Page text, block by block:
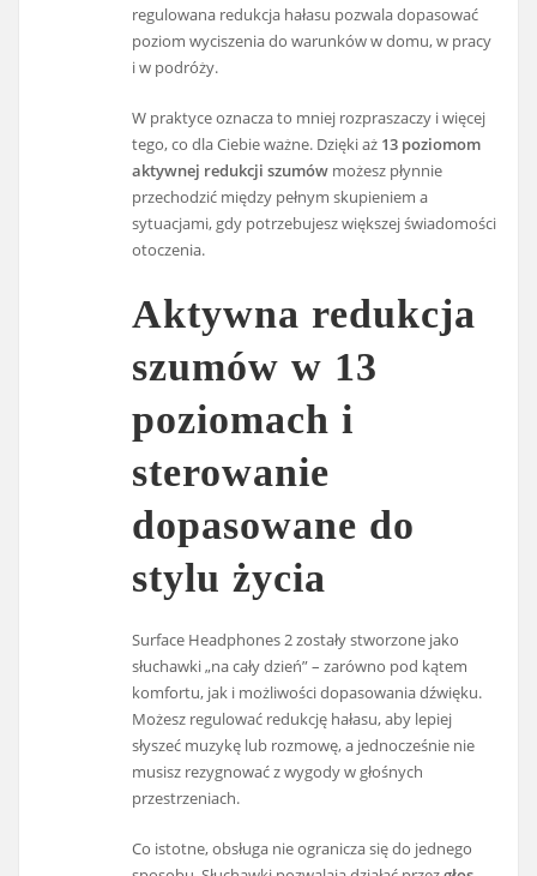
regulowana redukcja hałasu pozwala dopasować
poziom wyciszenia do warunków w domu, w pracy
i w podróży.
W praktyce oznacza to mniej rozpraszaczy i więcej
tego, co dla Ciebie ważne. Dzięki aż 13 poziomom
aktywnej redukcji szumów możesz płynnie
przechodzić między pełnym skupieniem a
sytuacjami, gdy potrzebujesz większej świadomości
otoczenia.
Aktywna redukcja
szumów w 13
poziomach i
sterowanie
dopasowane do
stylu życia
Surface Headphones 2 zostały stworzone jako
słuchawki „na cały dzień” – zarówno pod kątem
komfortu, jak i możliwości dopasowania dźwięku.
Możesz regulować redukcję hałasu, aby lepiej
słyszeć muzykę lub rozmowę, a jednocześnie nie
musisz rezygnować z wygody w głośnych
przestrzeniach.
Co istotne, obsługa nie ogranicza się do jednego